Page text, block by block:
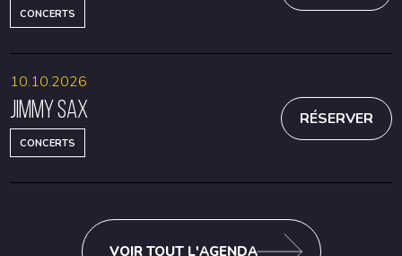
CONCERTS
Jimmy Sax
CONCERTS
10.10.2026
RÉSERVER
VOIR TOUT L'AGENDA